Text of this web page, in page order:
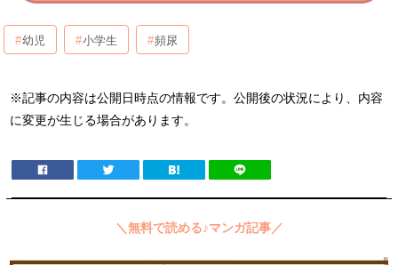
幼児 小学生 頻尿
※記事の内容は公開日時点の情報です。公開後の状況により、内容
に変更が生じる場合があります。
＼無料で読める♪マンガ記事／